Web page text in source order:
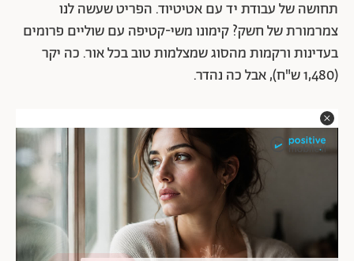
תחושה של עבודת יד עם אטיטיוד. הפריט שעשה לנו
צמרמורת של חשק? קימונו משי-קטיפה עם שוליים פרומים
בעדינות ורקמות מהסוג שמצלמות טוב בכל אור. כה יקר
(1,480 ש"ח), אבל כה נהדר.